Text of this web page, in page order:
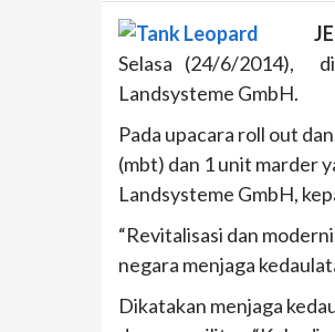
Selasa (24/6/2014),
Landsysteme GmbH.
Pada upacara roll out
(mbt) dan 1 unit marder
Landsysteme GmbH,
“Revitalisasi dan
negara menjaga
Dikatakan menjaga